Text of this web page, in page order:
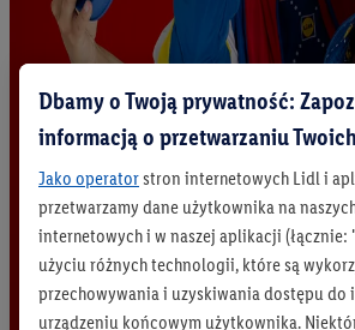
Dbamy o Twoją prywatność:
informacją o przetwarzaniu
Jako operatorstron internetowych Lidl i
przetwarzamy dane użytkownika na
internetowych i w naszej aplikacji (łącznie:
użyciu różnych technologii, które są
przechowywania i uzyskiwania dostępu do
urządzeniu końcowym użytkownika.